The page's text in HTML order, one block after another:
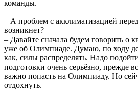
команды.
– А проблем с акклиматизацией
возникнет?
– Давайте сначала будем говорить о
уже об Олимпиаде. Думаю, по ходу
как, силы распределять. Надо
подготовки очень серьёзно, прежде
важно попасть на Олимпиаду. Но
отдохнуть.